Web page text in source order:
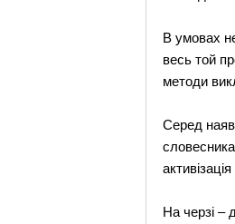
В умовах
весь той
методи
Серед
словесника
На черзі –